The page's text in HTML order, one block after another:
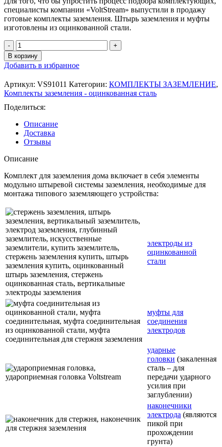
специалисты компании «VoltStream» выпустили в продажу
готовые комплекты заземления. Штырь заземления и муфты
изготовлены из оцинкованной стали.
Количество
товара
VS91011
Комплект
заземления
из
оцинкованной
стали
м),
VS-
Z9
упаковке)
В корзину
Добавить в избранное
Артикул: VS91011 Категории: КОМПЛЕКТЫ ЗАЗЕМЛЕНИЕ,
Комплекты заземления - оцинкованная сталь
Поделиться:
Описание
Доставка
Отзывы
Описание
Комплект для заземления дома включает в себя элементы
модульно штыревой системы заземления, необходимые для
монтажа типового заземляющего устройства:
электроды из
оцинкованной
стали
муфты для
соединения
электродов
ударные
головки (закаленная
сталь – для
передачи ударного
усилия при
заглублении)
наконечники
электрода (являются
пикой при
прохождении
грунта)